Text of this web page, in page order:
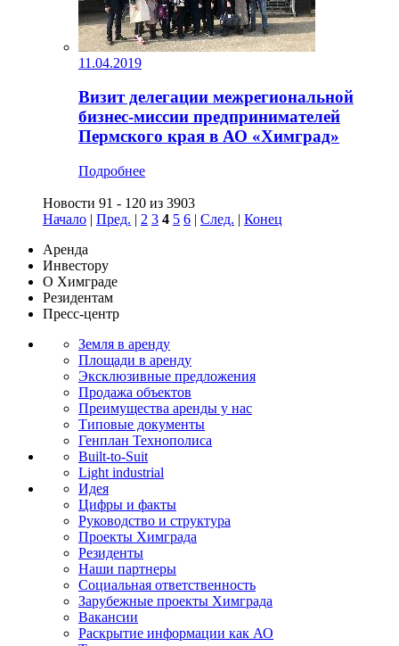
11.04.2019
Визит делегации межрегиональной
бизнес-миссии предпринимателей
Пермского края в АО «Химград»
Подробнее
Новости 91 - 120 из 3903
Начало | Пред. | 2 3 4 5 6 | След. | Конец
Аренда
Инвестору
О Химграде
Резидентам
Пресс-центр
Земля в аренду
Площади в аренду
Эксклюзивные предложения
Продажа объектов
Преимущества аренды у нас
Типовые документы
Генплан Технополиса
Built-to-Suit
Light industrial
Идея
Цифры и факты
Руководство и структура
Проекты Химграда
Резиденты
Наши партнеры
Социальная ответственность
Зарубежные проекты Химграда
Вакансии
Раскрытие информации как АО